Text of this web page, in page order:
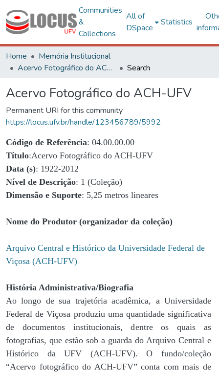
Communities
&
Collections
All of
DSpace
Statistics
Home
Memória Institucional
Acervo Fotográfico do ACH-UFV
Search
Acervo Fotográfico do ACH-UFV
Permanent URI for this community
https://locus.ufv.br/handle/123456789/5992
Código de Referência: 04.00.00.00
Título:Acervo Fotográfico do ACH-UFV
Data (s): 1922-2012
Nível de Descrição: 1 (Coleção)
Dimensão e Suporte: 5,25 metros lineares
Nome do Produtor (organizador da coleção)
Arquivo Central e Histórico da Universidade Federal de
Viçosa (ACH-UFV)
História Administrativa/Biografia
Ao longo de sua trajetória acadêmica, a Universidade
Federal de Viçosa produziu uma quantidade significativa
de documentos institucionais, dentre os quais as
fotografias, que estão sob a guarda do Arquivo Central e
Histórico da UFV (ACH-UFV). O fundo/coleção
“Acervo fotográfico do ACH-UFV” conta com mais de